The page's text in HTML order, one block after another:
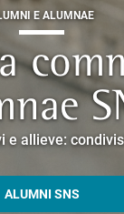
TERZA MISSIONE
la cultura
E ALUMNAE
allieve:
ALUMNI SNS
TERZA MISSIONE
storici che si
UNIVERSITIES
EELISA